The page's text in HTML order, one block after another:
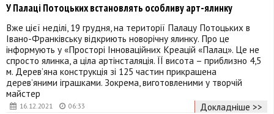
16.12.2021 06:33
У Палаці Потоцьких встановлять особливу арт-ялинку
Вже цієї неділі, 19 грудня, на території Палацу Потоцьких в
Івано-Франківську відкриють новорічну ялинку. Про це
інформують у «Просторі Інноваційних Креацій «Палац». Це не
спросто ялинка, а ціла артінсталяція. ЇЇ висота – приблизно 4,5
м. Дерев’яна конструкція зі 125 частин прикрашена
дерев’яними іграшками. Зокрема, виготовленими у творчій
майстер
Докладніше >>